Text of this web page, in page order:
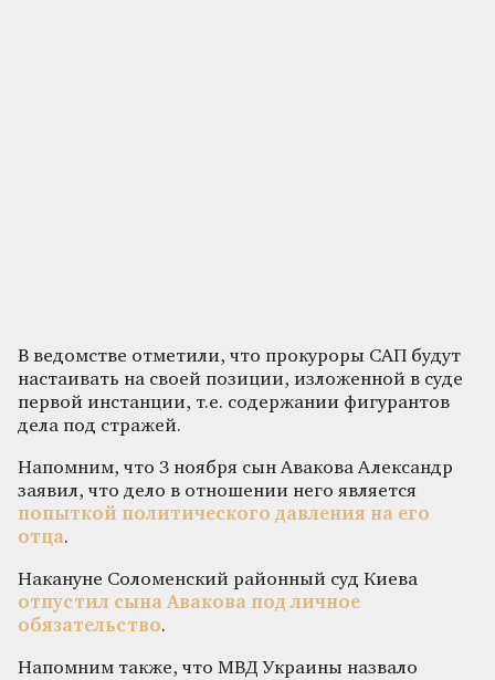
В ведомстве отметили, что прокуроры САП будут
настаивать на своей позиции, изложенной в суде
первой инстанции, т.е. содержании фигурантов
дела под стражей.
Напомним, что 3 ноября сын Авакова Александр
заявил, что дело в отношении него является
попыткой политического давления на его
отца.
Накануне Соломенский районный суд Киева
отпустил сына Авакова под личное
обязательство.
Напомним также, что МВД Украины назвало